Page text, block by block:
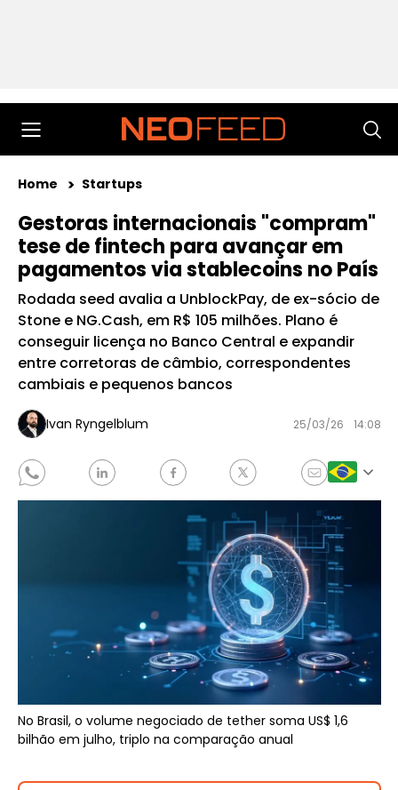
Home Startups
Gestoras internacionais "compram"
tese de fintech para avançar em
pagamentos via stablecoins no País
Rodada seed avalia a UnblockPay, de ex-sócio de
Stone e NG.Cash, em R$ 105 milhões. Plano é
conseguir licença no Banco Central e expandir
entre corretoras de câmbio, correspondentes
cambiais e pequenos bancos
Ivan Ryngelblum 25/03/26 14:08
No Brasil, o volume negociado de tether soma US$ 1,6
bilhão em julho, triplo na comparação anual